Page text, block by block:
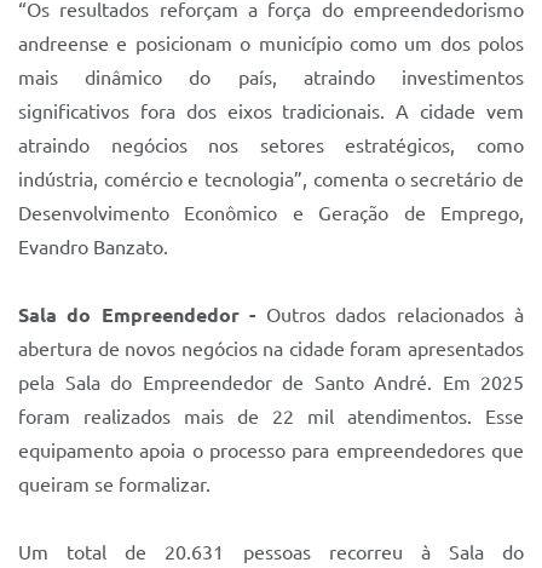
“Os resultados reforçam a força do empreendedorismo
andreense e posicionam o município como um dos polos
mais dinâmico do país, atraindo investimentos
significativos fora dos eixos tradicionais. A cidade vem
atraindo negócios nos setores estratégicos, como
indústria, comércio e tecnologia”, comenta o secretário de
Desenvolvimento Econômico e Geração de Emprego,
Evandro Banzato.
Sala do Empreendedor - Outros dados relacionados à
abertura de novos negócios na cidade foram apresentados
pela Sala do Empreendedor de Santo André. Em 2025
foram realizados mais de 22 mil atendimentos. Esse
equipamento apoia o processo para empreendedores que
queiram se formalizar.
Um total de 20.631 pessoas recorreu à Sala do